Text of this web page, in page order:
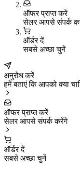
ऑफर प्राप्त करें
सेलर आपसे संपर्क
ऑर्डर दें
सबसे अच्छा चुनें
अनुरोध करें
हमें बताएं कि आपको क्या
ऑफर प्राप्त करें
सेलर आपसे संपर्क करेंगे
ऑर्डर दें
सबसे अच्छा चुनें